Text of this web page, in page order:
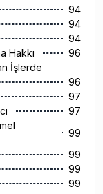
94
94
94
Hakkı
96
İşlerde
96
97
97
99
99
99
99